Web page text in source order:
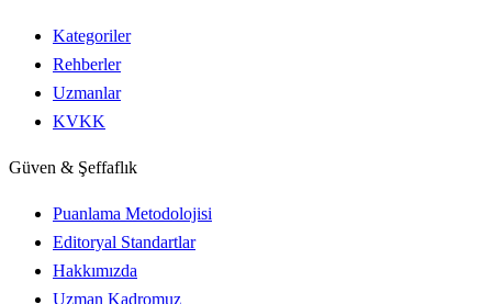
Kategoriler
Rehberler
Uzmanlar
KVKK
Güven & Şeffaflık
Puanlama Metodolojisi
Editoryal Standartlar
Hakkımızda
Uzman Kadromuz